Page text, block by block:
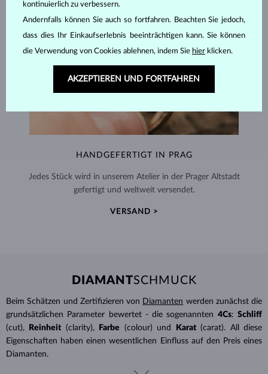
HANDGEFERTIGT IN PRAG
Jedes Stück wird in unserem Atelier in der Prager Altstadt
gefertigt und weltweit versendet.
VERSAND >
DIAMANTSCHMUCK
Beim Schätzen und Zertifizieren von Diamanten werden zunächst die
grundsätzlichen Parameter bewertet - die sogenannten 4Cs: Schliff
(cut),
Reinheit (clarity), Farbe (colour) und Karat (carat). All diese
Eigenschaften haben einen wesentlichen Einfluss auf den Preis eines
Diamanten.
kontinuierlich zu verbessern.
Andernfalls können Sie auch so fortfahren. Beachten Sie jedoch,
dass dies Ihr Einkaufserlebnis beeinträchtigen kann. Sie können
die Verwendung von Cookies ablehnen, indem Sie hier klicken.
AKZEPTIEREN UND FORTFAHREN